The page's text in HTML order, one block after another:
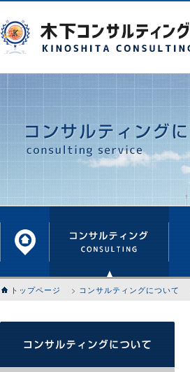
トップページ > コンサルティングについて